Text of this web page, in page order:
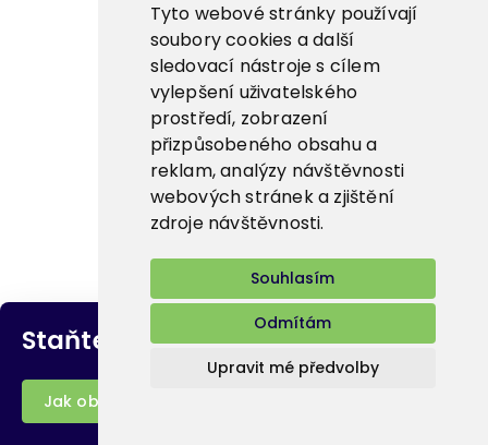
Tyto webové stránky používají
soubory cookies a další
sledovací nástroje s cílem
vylepšení uživatelského
prostředí, zobrazení
přizpůsobeného obsahu a
reklam, analýzy návštěvnosti
webových stránek a zjištění
zdroje návštěvnosti.
Souhlasím
Odmítám
Upravit mé předvolby
V Růžovém údolí 553, Mikovice
278 01 Kralupy nad Vltavou
IČ: 28234642
bidfood@bidfood.cz
Staňte se našímzákazníkem
Jak objednat?